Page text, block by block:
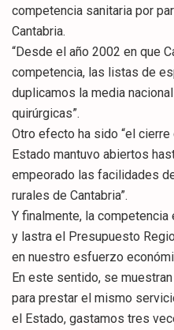
competencia sanitaria por
Cantabria.
“Desde el año 2002 en que
competencia, las listas de
duplicamos la media
quirúrgicas”.
Otro efecto ha sido “el
Estado mantuvo abiertos
empeorado las facilidades
rurales de Cantabria”.
Y finalmente, la competencia
y lastra el Presupuesto
en nuestro esfuerzo
En este sentido, se
para prestar el mismo
el Estado, gastamos tres